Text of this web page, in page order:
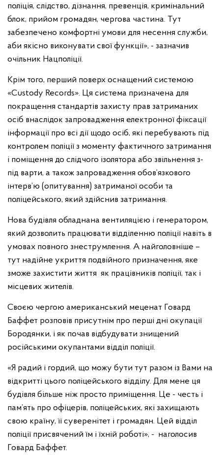
поліція, слідство, дізнання, превенція, кримінальний
блок, прийом громадян, чергова частина. Тут
забезпечено комфортні умови для несення служби,
аби якісно виконувати свої функції», - зазначив
очільник Нацполіції.
Крім того, перший поверх оснащений системою
«Custody Records». Ця система призначена для
покращення стандартів захисту прав затриманих
осіб внаслідок запровадження електронної фіксації
інформації про всі дії щодо осіб, які перебувають під
контролем поліції з моменту фактичного затримання
і поміщення до слідчого ізолятора або звільнення з-
під варти, а також запровадження обов’язкового
інтерв’ю (опитування) затриманої особи та
поліцейського, який здійснив затримання.
Нова будівля обладнана вентиляцією і генератором,
який дозволить працювати відділенню поліції навіть в
умовах повного знеструмлення. А найголовніше –
тут надійне укриття подвійного призначення, яке
зможе захистити життя як працівників поліції, так і
місцевих жителів.
Своєю чергою американський меценат Говард
Баффет розповів присутнім про перші дні окупації
Бородянки, і як почав відбудувати знищений
російськими окупантами відділ поліції.
«Я радий і гордий, що можу бути тут разом із Вами на
відкритті цього поліцейського відділу. Для мене ця
будівля більше ніж просто приміщення. Це - честь і
пам’ять про офіцерів, поліцейських, які захищають
свою країну, її суверенітет і громадян. Цей відділ
поліції присвячений їм і їхній роботі», - наголосив
Говард Баффет.